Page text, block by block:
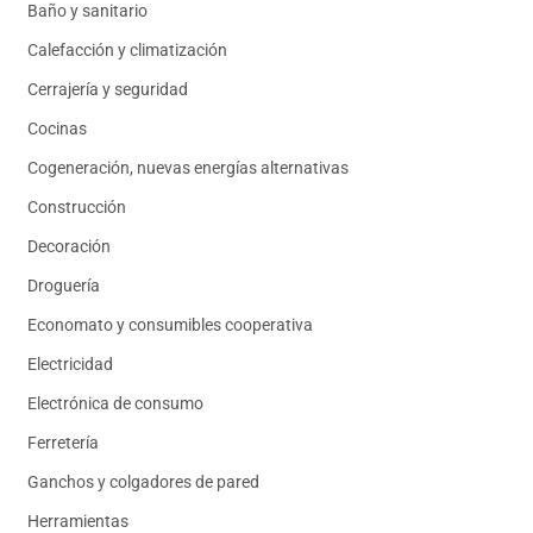
Baño y sanitario
Calefacción y climatización
Cerrajería y seguridad
Cocinas
Cogeneración, nuevas energías alternativas
Construcción
Decoración
Droguería
Economato y consumibles cooperativa
Electricidad
Electrónica de consumo
Ferretería
Ganchos y colgadores de pared
Herramientas